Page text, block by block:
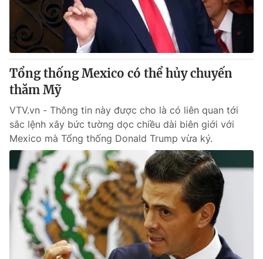
Tổng thống Mexico có thể hủy chuyến
thăm Mỹ
VTV.vn - Thông tin này được cho là có liên quan tới
sắc lệnh xây bức tường dọc chiều dài biên giới với
Mexico mà Tổng thống Donald Trump vừa ký.